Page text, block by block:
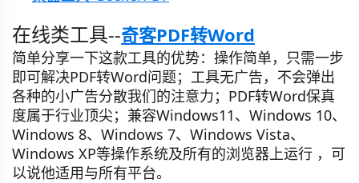
在线类工具--奇客PDF转Word
简单分享一下这款工具的优势：操作简单，只需一步
即可解决PDF转Word问题；工具无广告，不会弹出
各种的小广告分散我们的注意力；PDF转Word保真
度属于行业顶尖；兼容Windows11、Windows 10、
Windows 8、Windows 7、Windows Vista、
Windows XP等操作系统及所有的浏览器上运行 ，可
以说他适用与所有平台。